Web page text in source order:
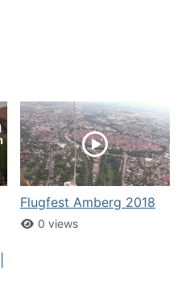
Flugfest Amberg 2018
0 views